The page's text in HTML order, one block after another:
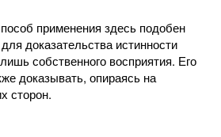
применения здесь подобен
доказательства истинности
собственного восприятия. Его
доказывать, опираясь на
сторон.